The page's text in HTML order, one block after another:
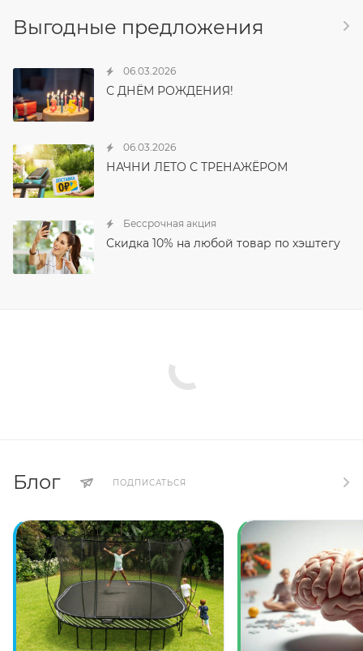
Выгодные предложения
06.03.2026
С ДНЁМ РОЖДЕНИЯ!
06.03.2026
НАЧНИ ЛЕТО С ТРЕНАЖЁРОМ
Бессрочная акция
Скидка 10% на любой товар по хэштегу
Блог ПОДПИСАТЬСЯ